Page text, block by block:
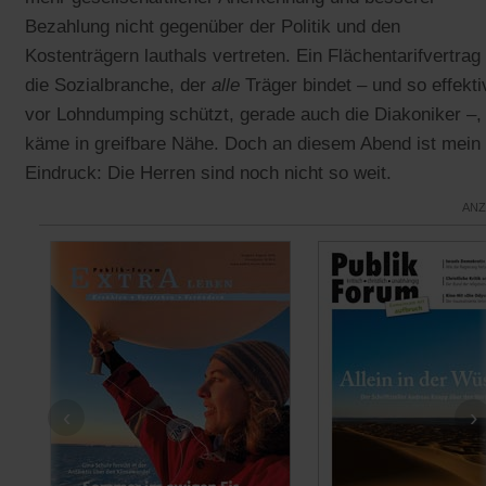
Bezahlung nicht gegenüber der Politik und den
Kostenträgern lauthals vertreten. Ein Flächentarifvertrag
die Sozialbranche, der alle Träger bindet – und so
vor Lohndumping schützt, gerade auch die Diakoniker –,
käme in greifbare Nähe. Doch an diesem Abend ist mein
Eindruck: Die Herren sind noch nicht so weit.
‹ ›